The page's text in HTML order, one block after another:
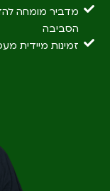
מדביר מומחה
הסביבה
זמינות מיידית